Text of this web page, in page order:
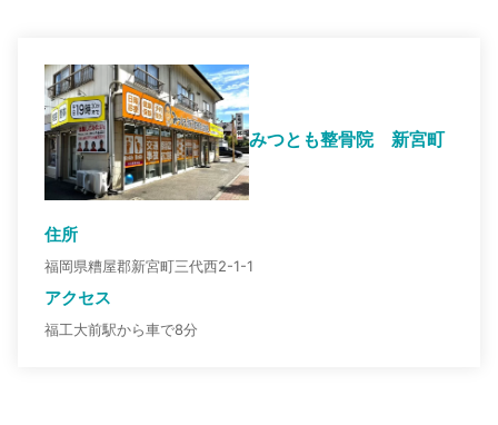
みつとも整骨院 新宮町
住所
福岡県糟屋郡新宮町三代西2-1-1
アクセス
福工大前駅から車で8分